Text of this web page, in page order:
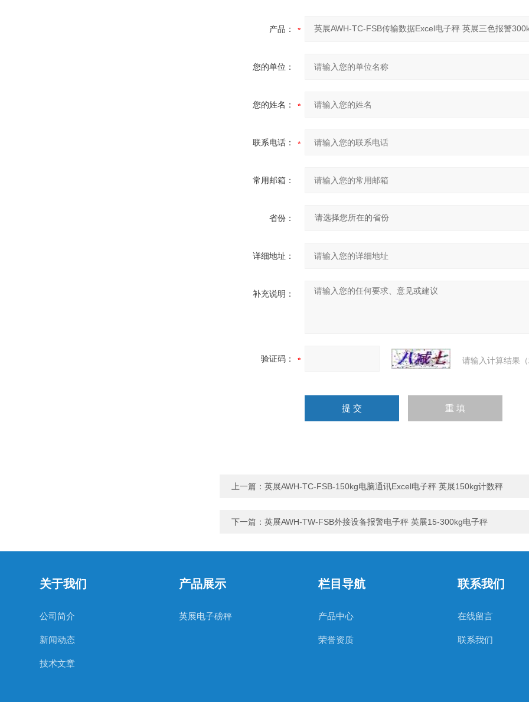
产品：
您的单位：
您的姓名：
联系电话：
常用邮箱：
省份：
详细地址：
补充说明：
验证码： 请输入计算结果
上一篇： 英展AWH-TC-FSB-150kg电脑通讯Excel电子秤 英展150kg计数秤
下一篇： 英展AWH-TW-FSB外接设备报警电子秤 英展15-300kg电子秤
关于我们
公司简介
新闻动态
技术文章
产品展示
英展电子磅秤
栏目导航
产品中心
荣誉资质
联系我们
在线留言
联系我们